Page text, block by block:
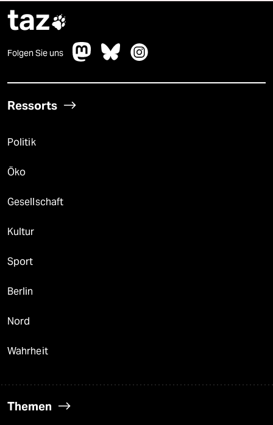
taz
Folgen Sie uns
Ressorts
Politik
Öko
Gesellschaft
Kultur
Sport
Berlin
Nord
Wahrheit
Themen